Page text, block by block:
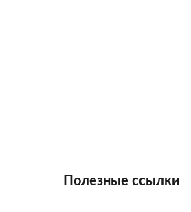
Полезные ссылки